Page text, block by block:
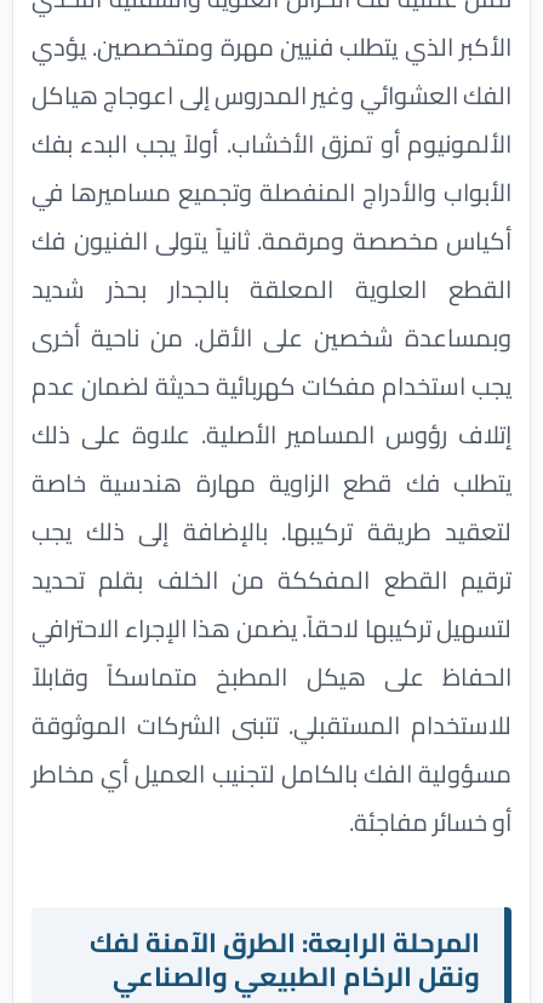
الأكبر الذي يتطلب فنيين مهرة ومتخصصين. يؤدي
الفك العشوائي وغير المدروس إلى اعوجاج هياكل
الألمونيوم أو تمزق الأخشاب. أولاً يجب البدء بفك
الأبواب والأدراج المنفصلة وتجميع مساميرها في
أكياس مخصصة ومرقمة. ثانياً يتولى الفنيون فك
القطع العلوية المعلقة بالجدار بحذر شديد
وبمساعدة شخصين على الأقل. من ناحية أخرى
يجب استخدام مفكات كهربائية حديثة لضمان عدم
إتلاف رؤوس المسامير الأصلية. علاوة على ذلك
يتطلب فك قطع الزاوية مهارة هندسية خاصة
لتعقيد طريقة تركيبها. بالإضافة إلى ذلك يجب
ترقيم القطع المفككة من الخلف بقلم تحديد
لتسهيل تركيبها لاحقاً. يضمن هذا الإجراء الاحترافي
الحفاظ على هيكل المطبخ متماسكاً وقابلاً
للاستخدام المستقبلي. تتبنى الشركات الموثوقة
مسؤولية الفك بالكامل لتجنيب العميل أي مخاطر
أو خسائر مفاجئة.
المرحلة الرابعة: الطرق الآمنة لفك
ونقل الرخام الطبيعي والصناعي